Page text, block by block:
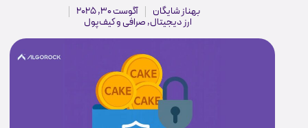
بهناز شایگان آگوست 30, 2025
ارز دیجیتال,صرافی و کیف‌پول